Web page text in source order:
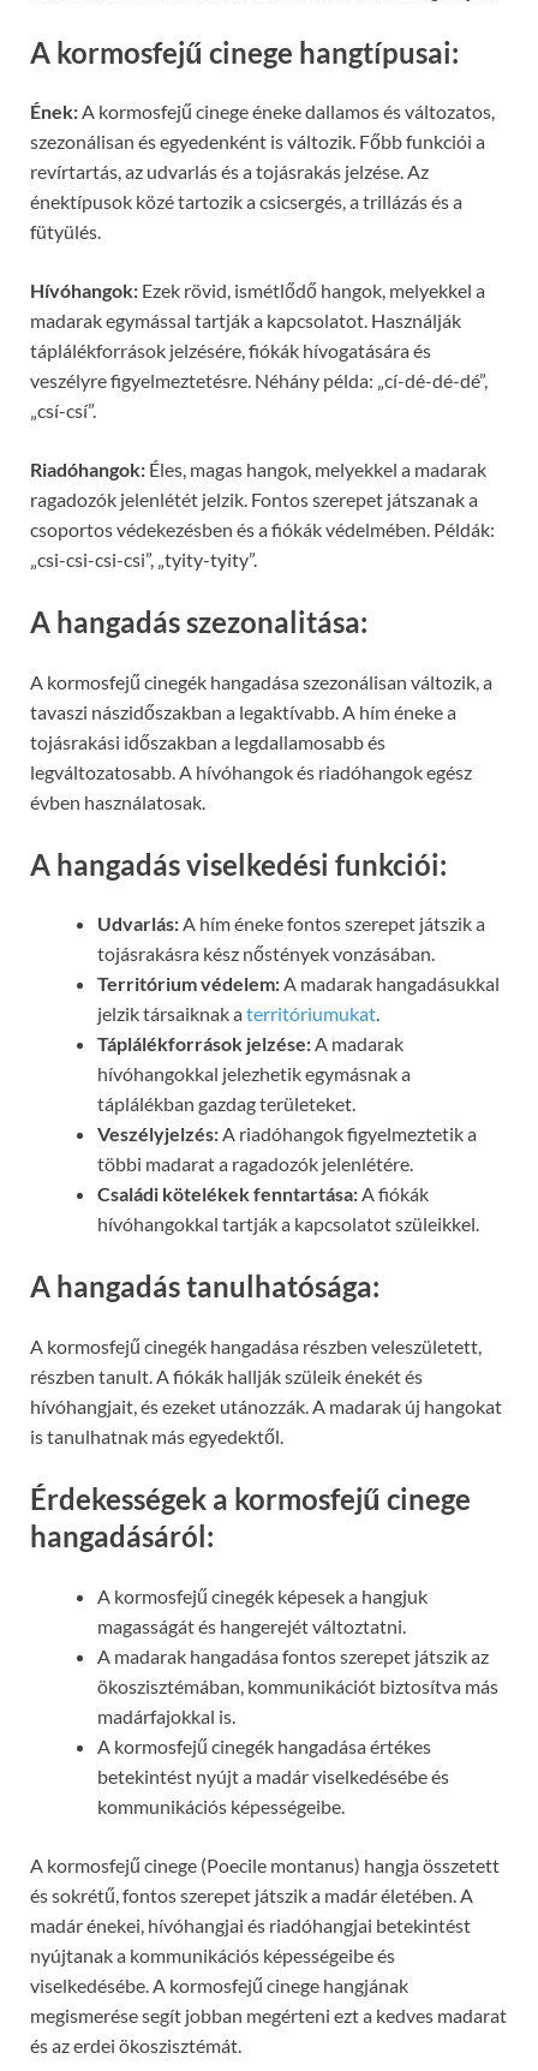
A kormosfejű cinege hangtípusai:
Ének:A kormosfejű cinege éneke dallamos és változatos,
szezonálisan és egyedenként is változik. Főbb funkciói a
revírtartás, az udvarlás és a tojásrakás jelzése. Az
énektípusok közé tartozik a csicsergés, a trillázás és a
fütyülés.
Hívóhangok: Ezek rövid, ismétlődő hangok, melyekkel a
madarak egymással tartják a kapcsolatot. Használják
táplálékforrások jelzésére, fiókák hívogatására és
veszélyre figyelmeztetésre. Néhány példa: „cí-dé-dé-dé”,
„csí-csí”.
Riadóhangok: Éles, magas hangok, melyekkel a madarak
ragadozók jelenlétét jelzik. Fontos szerepet játszanak a
csoportos védekezésben és a fiókák védelmében. Példák:
„csi-csi-csi-csi”, „tyity-tyity”.
A hangadás szezonalitása:
A kormosfejű cinegék hangadása szezonálisan változik, a
tavaszi nászidőszakban a legaktívabb. A hím éneke a
tojásrakási időszakban a legdallamosabb és
legváltozatosabb. A hívóhangok és riadóhangok egész
évben használatosak.
A hangadás viselkedési funkciói:
Udvarlás:A hím éneke fontos szerepet játszik a
tojásrakásra kész nőstények vonzásában.
Territórium védelem:A madarak hangadásukkal
jelzik társaiknak aterritóriumukat.
Táplálékforrások jelzése:A madarak
hívóhangokkal jelezhetik egymásnak a
táplálékban gazdag területeket.
Veszélyjelzés:A riadóhangok figyelmeztetik a
többi madarat a ragadozók jelenlétére.
Családi kötelékek fenntartása:A fiókák
hívóhangokkal tartják a kapcsolatot szüleikkel.
A hangadás tanulhatósága:
A kormosfejű cinegék hangadása részben veleszületett,
részben tanult. A fiókák hallják szüleik énekét és
hívóhangjait, és ezeket utánozzák. A madarak új hangokat
is tanulhatnak más egyedektől.
Érdekességek a kormosfejű cinege
hangadásáról:
A kormosfejű cinegék képesek a hangjuk
magasságát és hangerejét változtatni.
A madarak hangadása fontos szerepet játszik az
ökoszisztémában, kommunikációt biztosítva más
madárfajokkal is.
A kormosfejű cinegék hangadása értékes
betekintést nyújt a madár viselkedésébe és
kommunikációs képességeibe.
A kormosfejű cinege (Poecile montanus) hangja összetett
és sokrétű, fontos szerepet játszik a madár életében. A
madár énekei, hívóhangjai és riadóhangjai betekintést
nyújtanak a kommunikációs képességeibe és
viselkedésébe. A kormosfejű cinege hangjának
megismerése segít jobban megérteni ezt a kedves madarat
és az erdei ökoszisztémát.